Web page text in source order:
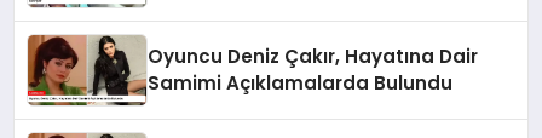
Oyuncu Deniz Çakır, Hayatına Dair
Samimi Açıklamalarda Bulundu